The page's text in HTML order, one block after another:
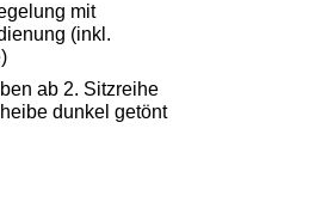
mit
(inkl.
ab 2. Sitzreihe
dunkel getönt